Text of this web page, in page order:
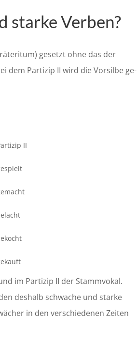
starke Verben?
gesetzt ohne das der
dem Partizip II wird die Vorsilbe ge-
II
im Partizip II der Stammvokal.
deshalb schwache und starke
in den verschiedenen Zeiten